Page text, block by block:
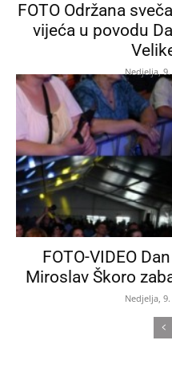
FOTO Održana
vijeća u povodu
Nedjelja,
FOTO-VIDEO
Miroslav Škoro
Nedjelja,